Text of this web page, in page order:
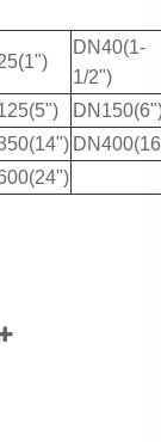
DN40(1-
1/2")